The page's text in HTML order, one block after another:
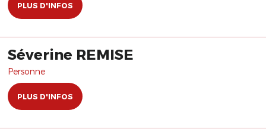
PLUS D'INFOS
Séverine REMISE
Personne
PLUS D'INFOS